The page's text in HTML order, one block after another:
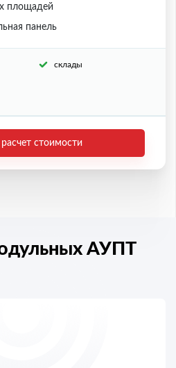
площадей
панель
склады
расчет стоимости
АУПТ